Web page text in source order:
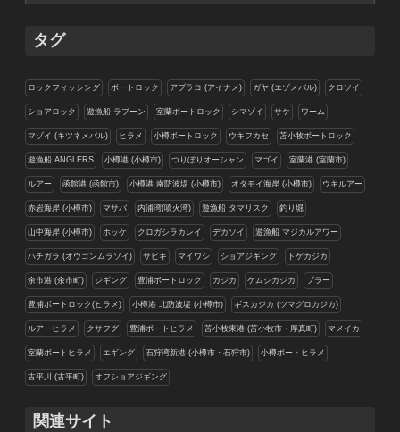
ゴ
タグ
ロックフィッシング ボートロック アブラコ (アイナメ) ガヤ (エゾメバル) クロソイ
ショアロック 遊漁船 ラブーン 室蘭ボートロック シマゾイ サケ ワーム
マゾイ (キツネメバル) ヒラメ 小樽ボートロック ウキフカセ 苫小牧ボートロック
遊漁船 ANGLERS 小樽港 (小樽市) つりぼりオーシャン マゴイ 室蘭港 (室蘭市)
ルアー 函館港 (函館市) 小樽港 南防波堤 (小樽市) オタモイ海岸 (小樽市) ウキルアー
赤岩海岸 (小樽市) マサバ 内浦湾(噴火湾) 遊漁船 タマリスク 釣り堀
山中海岸 (小樽市) ホッケ クロガシラカレイ デカソイ 遊漁船 マジカルアワー
ハチガラ (オウゴンムラソイ) サビキ マイワシ ショアジギング トゲカジカ
余市港 (余市町) ジギング 豊浦ボートロック カジカ ケムシカジカ ブラー
豊浦ボートロック(ヒラメ) 小樽港 北防波堤 (小樽市) ギスカジカ (ツマグロカジカ)
ルアーヒラメ クサフグ 豊浦ボートヒラメ 苫小牧東港 (苫小牧市・厚真町) マメイカ
室蘭ボートヒラメ エギング 石狩湾新港 (小樽市・石狩市) 小樽ボートヒラメ
古平川 (古平町) オフショアジギング
関連サイト